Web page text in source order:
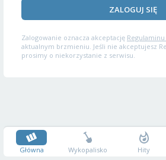
ZALOGUJ SIĘ
Zalogowanie oznacza akceptację
aktualnym brzmieniu. Jeśli nie akceptujesz
prosimy o niekorzystanie z serwisu.
Główna Wykopalisko Hity